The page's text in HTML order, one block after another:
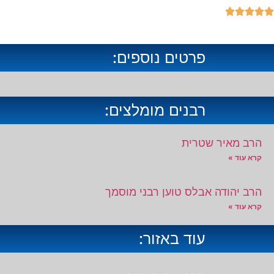





פרטים נוספים:
רבנים מומלצים:
הרב מאיר שטרית
קרא עוד »
הרב יהודה אבלס טוען רבני מוסמך
קרא עוד »
עוד באזור: